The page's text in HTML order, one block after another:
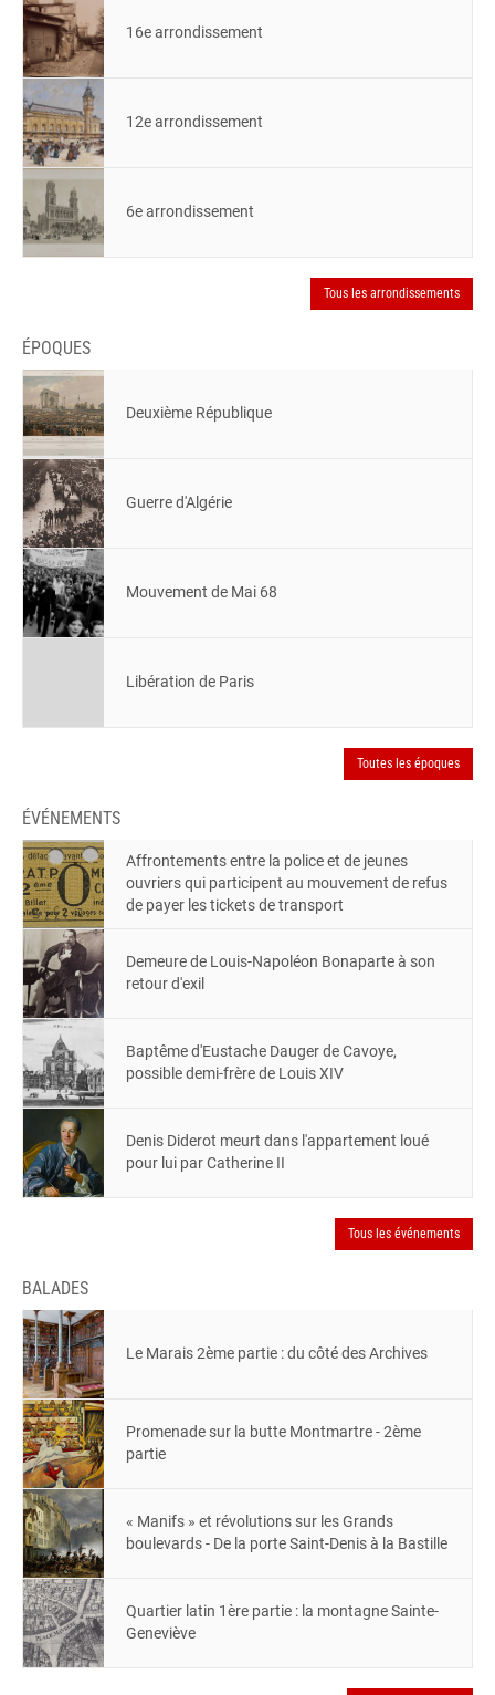
16e arrondissement
12e arrondissement
6e arrondissement
Tous les arrondissements
ÉPOQUES
Deuxième République
Guerre d'Algérie
Mouvement de Mai 68
Libération de Paris
Toutes les époques
ÉVÉNEMENTS
Affrontements entre la police et de jeunes
ouvriers qui participent au mouvement de refus
de payer les tickets de transport
Demeure de Louis-Napoléon Bonaparte à son
retour d'exil
Baptême d'Eustache Dauger de Cavoye,
possible demi-frère de Louis XIV
Denis Diderot meurt dans l'appartement loué
pour lui par Catherine II
Tous les événements
BALADES
Le Marais 2ème partie : du côté des Archives
Promenade sur la butte Montmartre - 2ème
partie
« Manifs » et révolutions sur les Grands
boulevards - De la porte Saint-Denis à la Bastille
Quartier latin 1ère partie : la montagne Sainte-
Geneviève